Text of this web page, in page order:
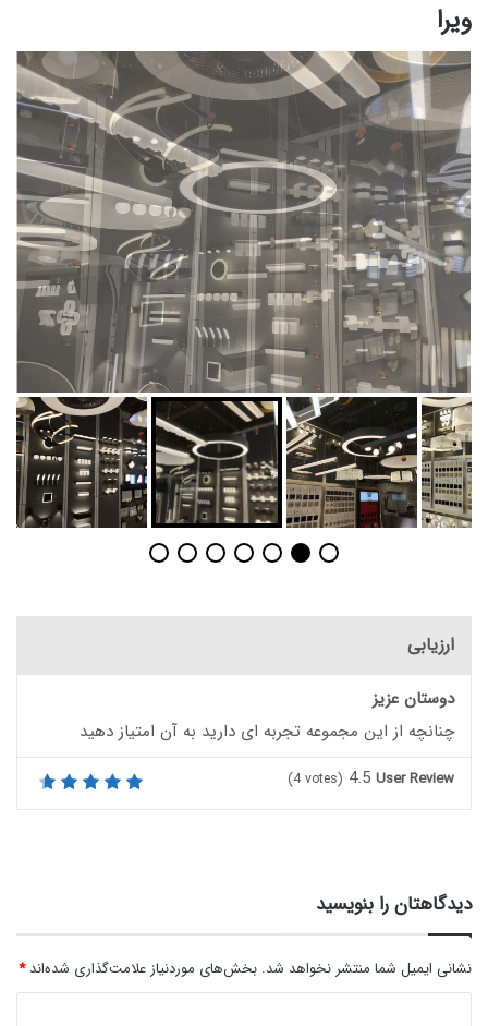
ویرا
ارزیابی
دوستان عزیز
چنانچه از این مجموعه تجربه ای دارید به آن امتیاز دهید
User Review
4.5
(4 votes)
دیدگاهتان را بنویسید
نشانی ایمیل شما منتشر نخواهد شد. بخش‌های موردنیاز علامت‌گذاری شده‌اند*